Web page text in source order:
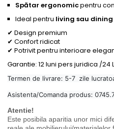
Spătar ergonomicpentru
Ideal pentru living sau
✔ Design premium
✔ Confort ridicat
✔ Potrivit pentru interioare
Garantie: 12 luni pers juridica /24
Termen de livrare: 5-7 zile
Asistenta/Comanda produs:
Atentie!
Este posibila aparitia unor mici